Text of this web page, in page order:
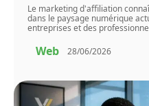
Le marketing d'affiliation
dans le paysage numérique
entreprises et des
Web 28/06/2026